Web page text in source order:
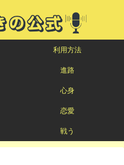
利用方法
進路
心身
恋愛
戦う